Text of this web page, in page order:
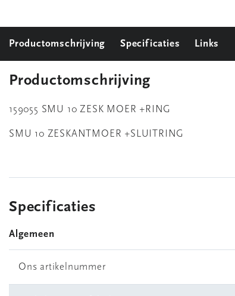
Productomschrijving Specificaties Links
Productomschrijving
159055 SMU 10 ZESK MOER +RING
SMU 10 ZESKANTMOER +SLUITRING
Specificaties
Algemeen
Ons artikelnummer